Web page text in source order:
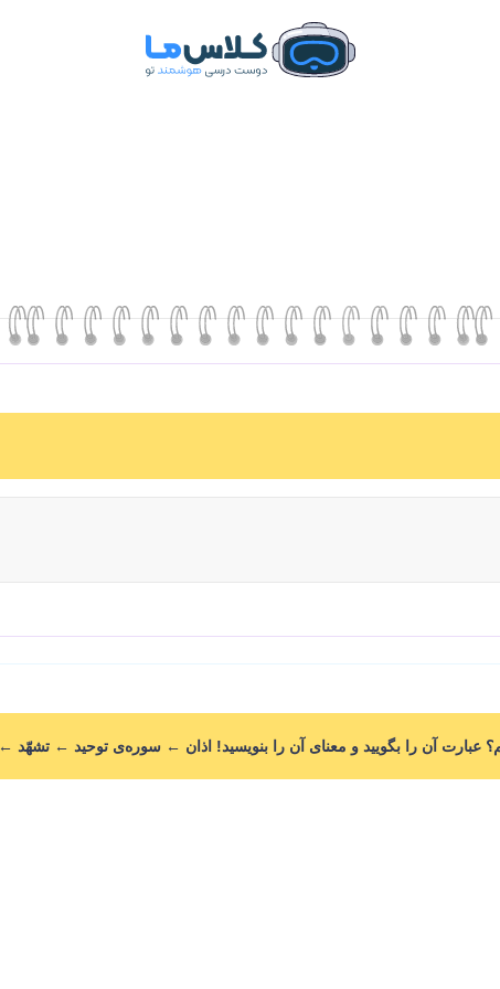
عبارت آن را بگویید و معنای آن را بنویسید! اذان ← سوره‌ی توحید ← تشهّد ←